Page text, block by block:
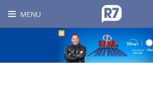
MENU